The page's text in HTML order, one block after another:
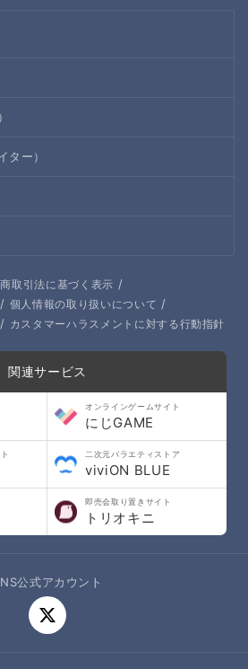
ター）
取引法に基づく表示 /
/ 個人情報の取り扱いについて /
/ カスタマーハラスメントに対する行動指針
関連サービス
オンラインゲームサイト
にじGAME
二次元バラエティストア
viviON BLUE
即売会取り置きサイト
トリオキニ
公式アカウント